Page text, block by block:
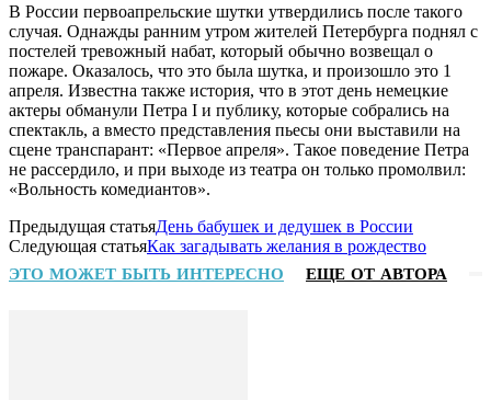
В России первоапрельские шутки утвердились после такого
случая. Однажды ранним утром жителей Петербурга поднял с
постелей тревожный набат, который обычно возвещал о
пожаре. Оказалось, что это была шутка, и произошло это 1
апреля. Известна также история, что в этот день немецкие
актеры обманули Петра I и публику, которые собрались на
спектакль, а вместо представления пьесы они выставили на
сцене транспарант: «Первое апреля». Такое поведение Петра
не рассердило, и при выходе из театра он только промолвил:
«Вольность комедиантов».
Предыдущая статьяДень бабушек и дедушек в России
Следующая статьяКак загадывать желания в рождество
ЭТО МОЖЕТ БЫТЬ ИНТЕРЕСНО ЕЩЕ ОТ АВТОРА